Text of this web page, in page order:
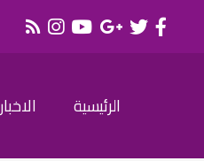
الرئيسية الاخبار